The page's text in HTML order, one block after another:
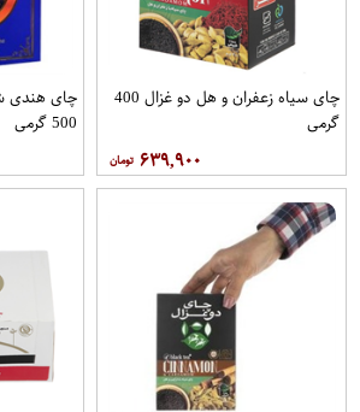
چای سیاه زعفران و هل دو غزال 400
گرمی
۶۳۹,۹۰۰
چای هندی
500 گرمی